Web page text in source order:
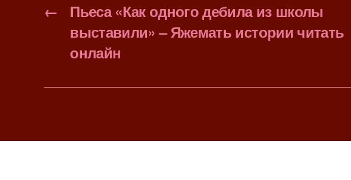
←
Пьеса «Как одного дебила из школы
выставили» – Яжемать истории читать
онлайн